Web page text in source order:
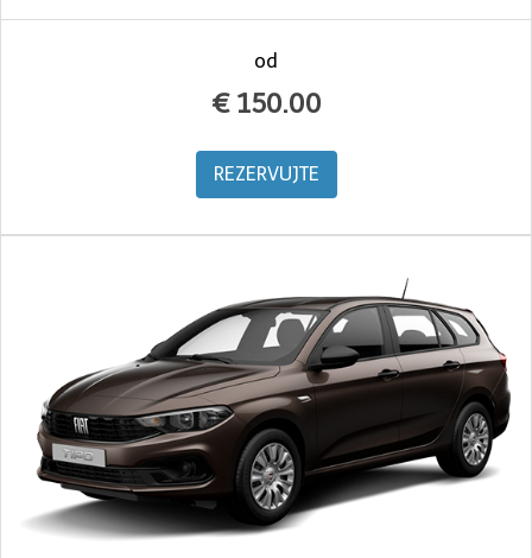
od
€ 150.00
REZERVUJTE